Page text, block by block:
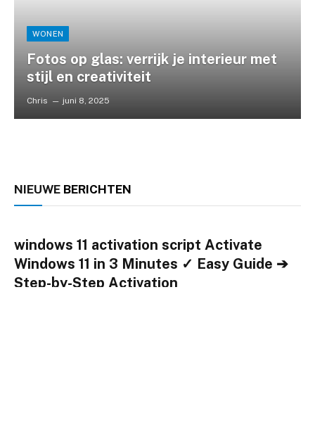
WONEN
Fotos op glas: verrijk je interieur met
stijl en creativiteit
Chris juni 8, 2025
NIEUWE BERICHTEN
windows 11 activation script Activate
Windows 11 in 3 Minutes ✓ Easy Guide ➔
Step-by-Step Activation